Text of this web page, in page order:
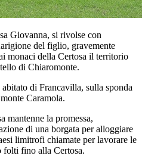
Giovanna, si rivolse con
del figlio, gravemente
monaci della Certosa il territorio
di Chiaromonte.
di Francavilla, sulla sponda
Caramola.
mantenne la promessa,
di una borgata per alloggiare
limitrofi chiamate per lavorare le
folti fino alla Certosa.